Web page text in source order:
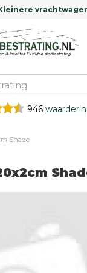
vrachtwagen
946
Shade